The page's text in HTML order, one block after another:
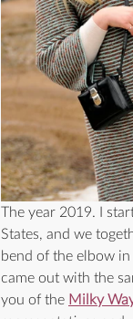
The year 2019. I
States, and we
bend of the elbow
came out with the
you of the Milky